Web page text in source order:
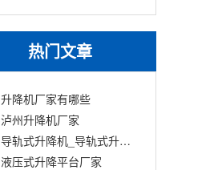
热门文章
升降机厂家有哪些
泸州升降机厂家
导轨式升降机_导轨式升降平台厂家
液压式升降平台厂家